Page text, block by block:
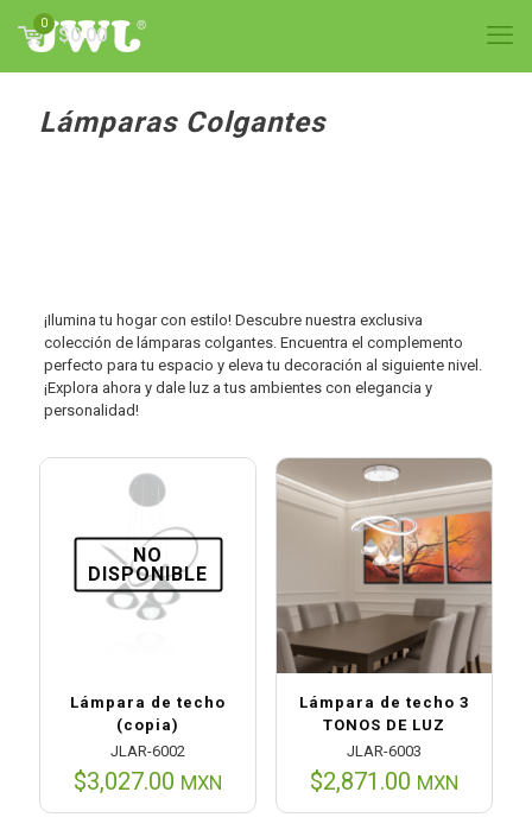
0
$0.00
Lámparas Colgantes
¡Ilumina tu hogar con estilo! Descubre nuestra exclusiva
colección de lámparas colgantes. Encuentra el complemento
perfecto para tu espacio y eleva tu decoración al siguiente nivel.
¡Explora ahora y dale luz a tus ambientes con elegancia y
personalidad!
NO
DISPONIBLE
Lámpara de techo
(copia)
JLAR-6002
$3,027.00 MXN
Lámpara de techo 3
TONOS DE LUZ
JLAR-6003
$2,871.00 MXN